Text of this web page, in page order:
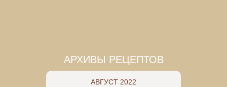
АРХИВЫ РЕЦЕПТОВ
АВГУСТ 2022